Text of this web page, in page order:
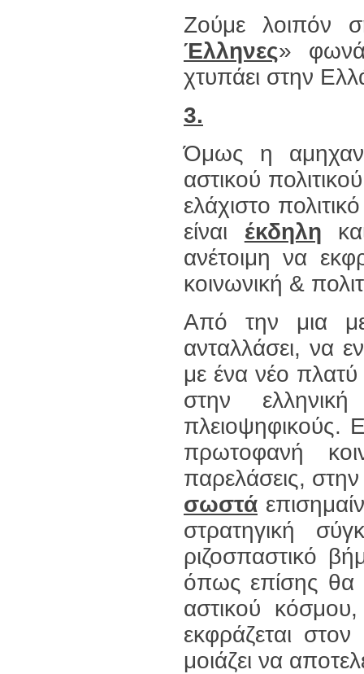
Ζούμε λοιπόν
Έλληνες»
χτυπάει στην
3.
Όμως η
αστικού
ελάχιστο
είναι έκδηλη
ανέτοιμη να
κοινωνική &
Από την μια
ανταλλάσει, να
με ένα νέο πλατύ
στην
πλειοψηφικούς.
πρωτοφανή
παρελάσεις,
σωστά
στρατηγική
ριζοσπαστικό
όπως επίσης θα
αστικού
εκφράζεται
μοιάζει να